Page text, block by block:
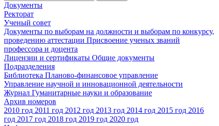
Документы
Ректорат
Ученый совет
Документы по выборам на должности и выборам по конкурсу,
проведению аттестации Присвоение ученых званий
профессора и доцента
Лицензии и сертификаты Общие документы
Подразделения
Библиотека Планово-финансовое управление
Управление научной и инновационной деятельности
Журнал Гуманитарные науки и образование
Архив номеров
2010 год 2011 год 2012 год 2013 год 2014 год 2015 год 2016
год 2017 год 2018 год 2019 год 2020 год